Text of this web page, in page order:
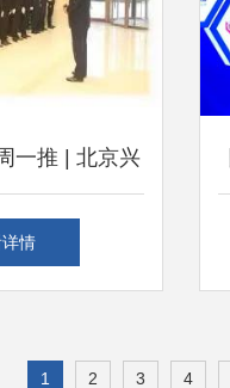
一推 | 北京兴
心 构筑绿色
情
1 2 3 4